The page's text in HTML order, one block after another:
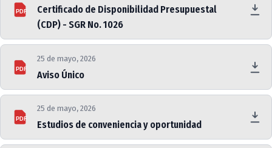
PDF
Certificado de Disponibilidad Presupuestal
(CDP) - SGR No. 1026
PDF
25 de mayo, 2026
Aviso Único
PDF
25 de mayo, 2026
Estudios de conveniencia y oportunidad